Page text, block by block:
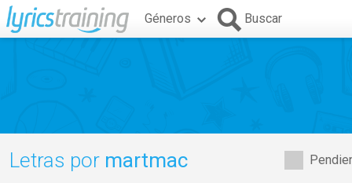
Géneros Buscar
Letras por martmac